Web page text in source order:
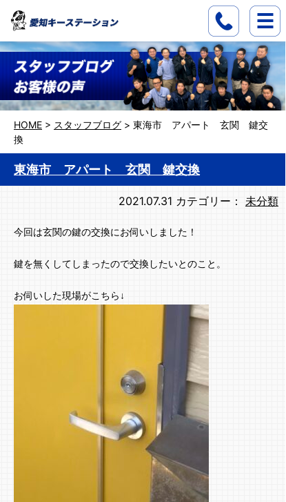
HOME > スタッフブログ > 東海市 アパート 玄関 鍵交
換
東海市 アパート 玄関 鍵交換
2021.07.31 カテゴリー： 未分類
今回は玄関の鍵の交換にお伺いしました！
鍵を無くしてしまったので交換したいとのこと。
お伺いした現場がこちら↓